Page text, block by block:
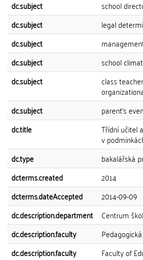
dc.subject
school
dc.subject
legal
dc.subject
dc.subject
school
dc.subject
class
dc.subject
parent's
dc.title
Třídní učitel
v
dc.type
bakalářská
dcterms.created
2014
dcterms.dateAccepted
2014-09-09
dc.description.department
Centrum
dc.description.faculty
dc.description.faculty
Faculty of